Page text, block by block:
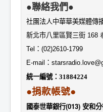
●聯絡我們●
社團法人中華華美媒體傳
新北市八里區賢三街 168
Tel ： (02)2610-1799
E-mail ：
統一編號： 31884224
●捐款帳號●
國泰世華銀行(013) 安和